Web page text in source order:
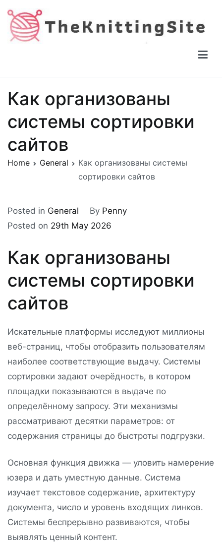
Skip
content
Как организованы
системы сортировки
сайтов
Home General
Как организованы системы
сортировки сайтов
Posted in General By Penny
Posted on 29th May 2026
Как организованы
системы сортировки
сайтов
Искательные платформы исследуют миллионы
веб-страниц, чтобы отобразить пользователям
наиболее соответствующие выдачу. Системы
сортировки задают очерёдность, в котором
площадки показываются в выдаче по
определённому запросу. Эти механизмы
рассматривают десятки параметров: от
содержания страницы до быстроты подгрузки.
Основная функция движка — уловить намерение
юзера и дать уместную данные. Система
изучает текстовое содержание, архитектуру
документа, число и уровень входящих линков.
Системы беспрерывно развиваются, чтобы
выявлять ценный контент.